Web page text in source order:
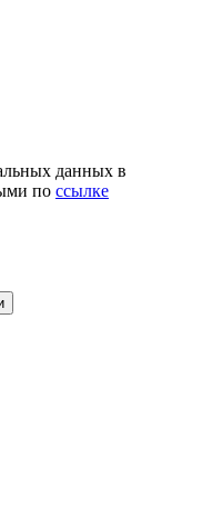
данных в
по ссылке